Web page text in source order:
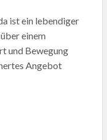
ist ein lebendiger
einem
und Bewegung
Angebot